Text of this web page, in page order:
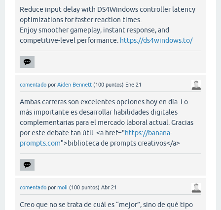
Reduce input delay with DS4Windows controller latency
optimizations for faster reaction times.
Enjoy smoother gameplay, instant response, and
competitive-level performance. https://ds4windows.to/
comentado por Aiden Bennett (100 puntos) Ene 21
Ambas carreras son excelentes opciones hoy en día. Lo
más importante es desarrollar habilidades digitales
complementarias para el mercado laboral actual. Gracias
por este debate tan útil. <a href="https://banana-
prompts.com">biblioteca de prompts creativos</a>
comentado por moli (100 puntos) Abr 21
Creo que no se trata de cuál es “mejor”, sino de qué tipo